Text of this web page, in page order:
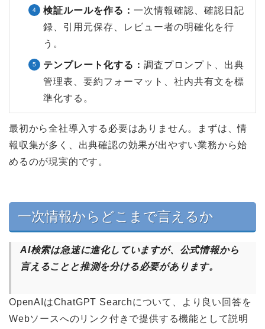
検証ルールを作る： 一次情報確認、確認日記
録、引用元保存、レビュー者の明確化を行
う。
テンプレート化する： 調査プロンプト、出典
管理表、要約フォーマット、社内共有文を標
準化する。
最初から全社導入する必要はありません。まずは、情
報収集が多く、出典確認の効果が出やすい業務から始
めるのが現実的です。
一次情報からどこまで言えるか
AI検索は急速に進化していますが、公式情報から
言えることと推測を分ける必要があります。
OpenAIはChatGPT Searchについて、より良い回答を
Webソースへのリンク付きで提供する機能として説明